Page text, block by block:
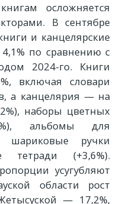
осложняется
В сентябре
и канцелярские
по сравнению с
2024-го. Книги
включая словари
а канцелярия — на
наборы цветных
альбомы для
шариковые ручки
тетради (+3,6%).
усугубляют
области рост
— 17,2%,